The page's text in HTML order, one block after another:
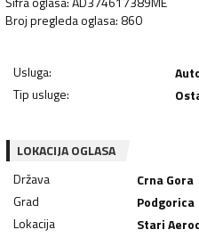
Broj pregleda oglasa: 860
Usluga:
Tip usluge:
LOKACIJA OGLASA
Država
Crna Gora
Grad
Podgorica
Lokacija
Stari